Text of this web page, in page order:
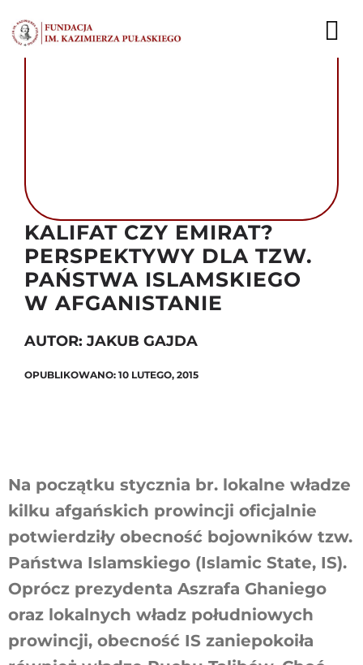
do
zawartości
DZIAŁALNOŚĆ
FUNDACJA
KARIERA
KALIFAT CZY EMIRAT?
PERSPEKTYWY DLA TZW.
PAŃSTWA ISLAMSKIEGO
W AFGANISTANIE
AUTOR: JAKUB GAJDA
OPUBLIKOWANO: 10 LUTEGO, 2015
Na początku stycznia br. lokalne władze
kilku afgańskich prowincji oficjalnie
potwierdziły obecność bojowników tzw.
Państwa Islamskiego (Islamic State, IS).
Oprócz prezydenta Aszrafa Ghaniego
oraz lokalnych władz południowych
prowincji, obecność IS zaniepokoiła